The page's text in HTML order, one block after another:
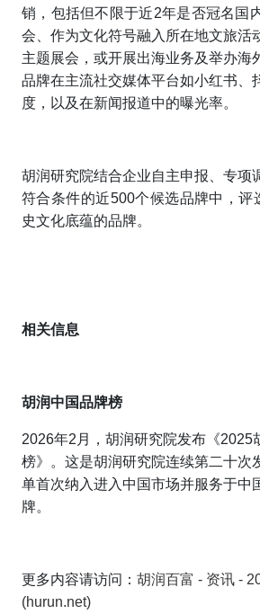
销，包括但不限于近2年是否冠名国
会、作为文化符号融入所在地文旅活
主题展会，或开展出海业务及举办海
品牌在主流社交媒体平台如小红书、
度，以及在新闻报道中的曝光率。
胡润研究院结合企业自主申报、专项
符合条件的近500个候选品牌中，评
史文化底蕴的品牌。
相关信息
胡润中国品牌榜
2026年2月，胡润研究院发布《2025
榜》。这是胡润研究院连续第二十次
单首次纳入进入中国市场并服务于中
牌。
更多内容请访问： 胡润百富 - 资讯 -
(hurun.net)